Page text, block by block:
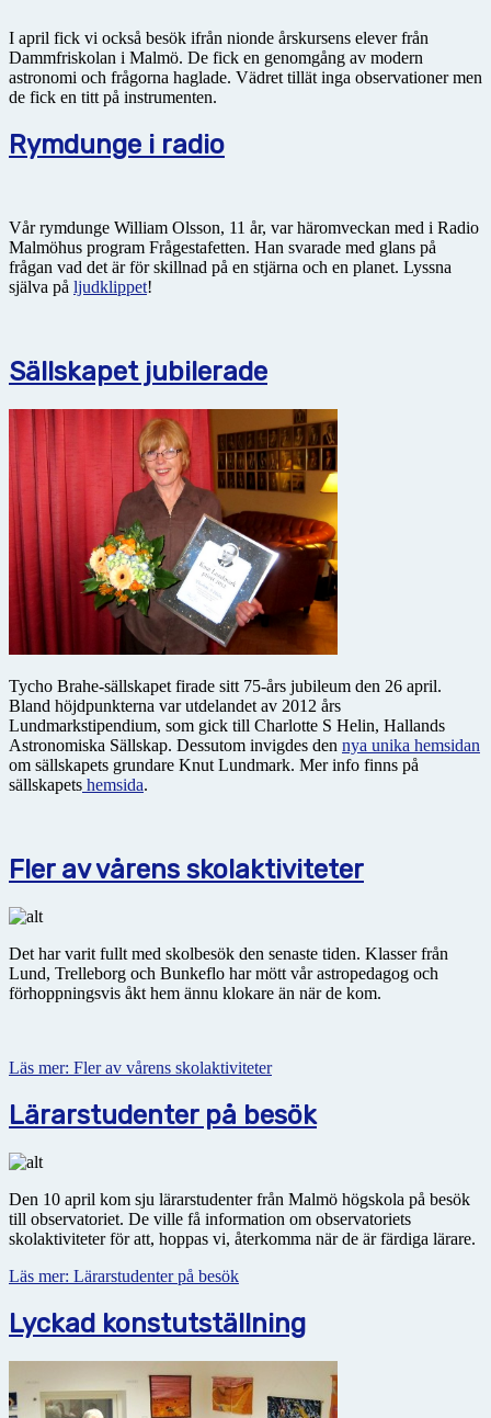
I april fick vi också besök ifrån nionde årskursens elever från
Dammfriskolan i Malmö. De fick en genomgång av modern
astronomi och frågorna haglade. Vädret tillät inga observationer men
de fick en titt på instrumenten.
Rymdunge i radio
Vår rymdunge William Olsson, 11 år, var häromveckan med i Radio
Malmöhus program Frågestafetten. Han svarade med glans på
frågan vad det är för skillnad på en stjärna och en planet. Lyssna
själva på ljudklippet!
Sällskapet jubilerade
Tycho Brahe-sällskapet firade sitt 75-års jubileum den 26 april.
Bland höjdpunkterna var utdelandet av 2012 års
Lundmarkstipendium, som gick till Charlotte S Helin, Hallands
Astronomiska Sällskap. Dessutom invigdes den nya unika hemsidan
om sällskapets grundare Knut Lundmark. Mer info finns på
sällskapets hemsida.
Fler av vårens skolaktiviteter
Det har varit fullt med skolbesök den senaste tiden. Klasser från
Lund, Trelleborg och Bunkeflo har mött vår astropedagog och
förhoppningsvis åkt hem ännu klokare än när de kom.
Läs mer: Fler av vårens skolaktiviteter
Lärarstudenter på besök
Den 10 april kom sju lärarstudenter från Malmö högskola på besök
till observatoriet. De ville få information om observatoriets
skolaktiviteter för att, hoppas vi, återkomma när de är färdiga lärare.
Läs mer: Lärarstudenter på besök
Lyckad konstutställning